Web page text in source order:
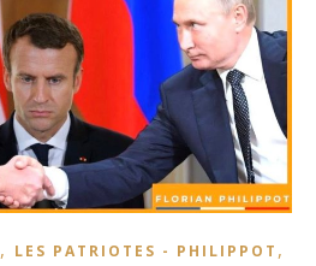
, LES PATRIOTES - PHILIPPOT ,